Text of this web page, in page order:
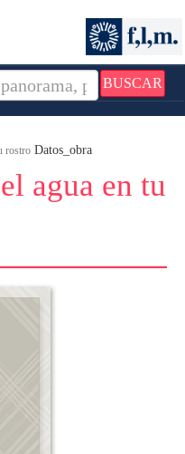
BUSCAR
rostro Datos_obra
agua en tu